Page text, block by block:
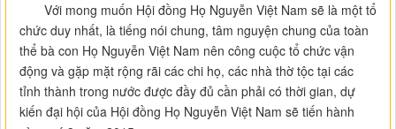
Với mong muốn Hội đồng Họ Nguyễn Việt Nam sẽ là một tổ
chức duy nhất, là tiếng nói chung, tâm nguyện chung của toàn
thể bà con Họ Nguyễn Việt Nam nên công cuộc tổ chức vận
động và gặp mặt rộng rãi các chi họ, các nhà thờ tộc tại các
tỉnh thành trong nước được đầy đủ cần phải có thời gian, dự
kiến đại hội của Hội đồng Họ Nguyễn Việt Nam sẽ tiến hành